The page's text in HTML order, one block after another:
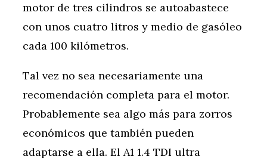
motor de tres cilindros se autoabastece
con unos cuatro litros y medio de gasóleo
cada 100 kilómetros.
Tal vez no sea necesariamente una
recomendación completa para el motor.
Probablemente sea algo más para zorros
económicos que también pueden
adaptarse a ella. El A1 1.4 TDI ultra